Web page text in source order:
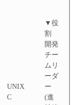
UNIX
C
▼役
割
開発
チー
ムリ
ーダ
ー
(進